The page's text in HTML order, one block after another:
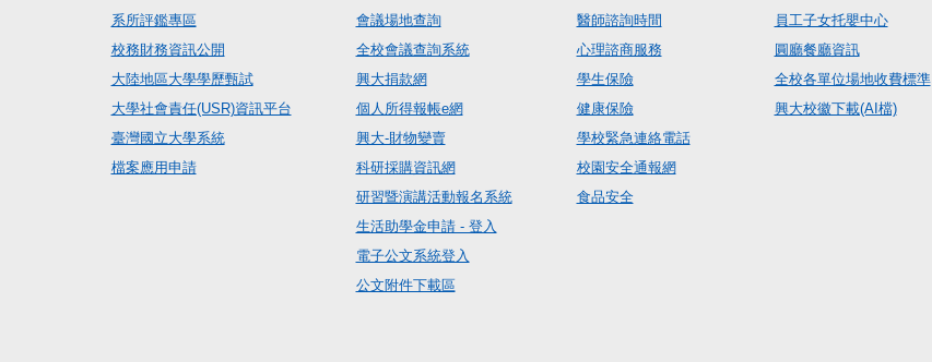
系所評鑑專區
校務財務資訊公開
大陸地區大學學歷甄試
大學社會責任(USR)資訊平台
臺灣國立大學系統
檔案應用申請
會議場地查詢
全校會議查詢系統
興大捐款網
個人所得報帳e網
興大-財物變賣
科研採購資訊網
研習暨演講活動報名系統
生活助學金申請 - 登入
電子公文系統登入
公文附件下載區
醫師諮詢時間
心理諮商服務
學生保險
健康保險
學校緊急連絡電話
校園安全通報網
食品安全
員工子女托嬰中心
圓廳餐廳資訊
全校各單位場地收費標準
興大校徽下載(AI檔)